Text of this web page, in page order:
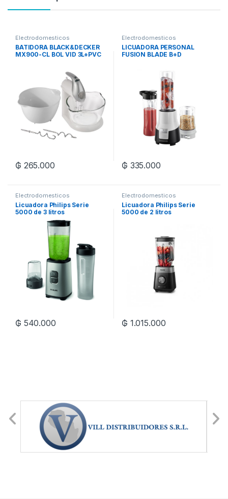
Electrodomesticos
BATIDORA BLACK&DECKER
MX900-CL BOL VID 3L+PVC
₲ 265.000
Electrodomesticos
LICUADORA PERSONAL
FUSION BLADE B+D
₲ 335.000
Electrodomesticos
Licuadora Philips Serie
5000 de 3 litros
₲ 540.000
Electrodomesticos
Licuadora Philips Serie
5000 de 2 litros
₲ 1.015.000